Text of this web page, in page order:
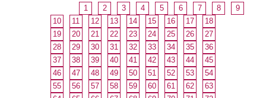
1 2 3 4 5 6 7 8
9
10
11 12 13 14 15 16 17
18
19
20 21 22 23 24 25 26
27
28
29 30 31 32 33 34 35
36
37
38 39 40 41 42 43 44
45
46
47 48 49 50 51 52 53
54
55
56 57 58 59 60 61 62
63